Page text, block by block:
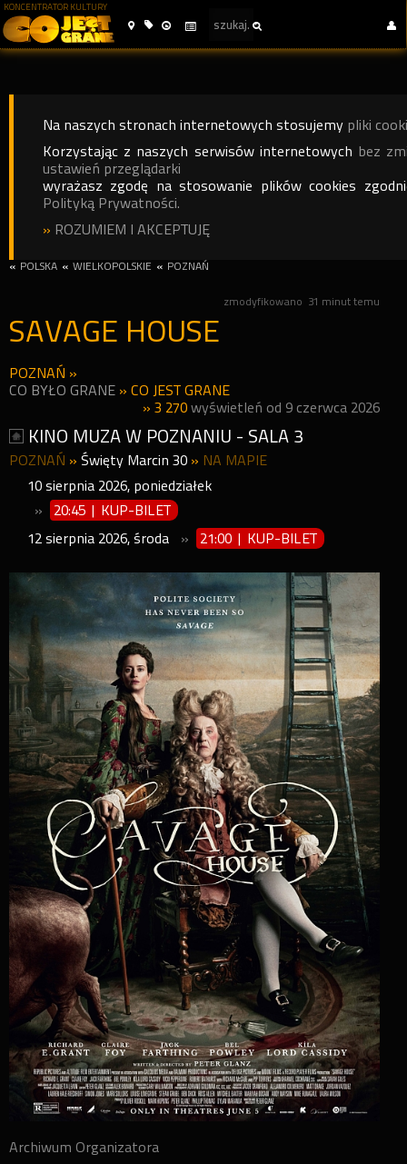
KONCENTRATOR KULTURY
Na naszych stronach internetowych stosujemy pliki
Korzystając z naszych serwisów internetowych bez
ustawień przeglądarki
wyrażasz zgodę na stosowanie plików cookies
Polityką Prywatności.
» ROZUMIEM I AKCEPTUJĘ
« POLSKA « WIELKOPOLSKIE « POZNAŃ
zmodyfikowano 31 minut temu
SAVAGE HOUSE
POZNAŃ »
CO BYŁO GRANE » CO JEST GRANE
» 3 270 wyświetleń od 9 czerwca 2026
KINO MUZA W POZNANIU - SALA 3
POZNAŃ » Święty Marcin 30 » NA MAPIE
10 sierpnia 2026, poniedziałek
»
20:45 | KUP-BILET
12 sierpnia 2026, środa » 21:00 | KUP-BILET
Archiwum Organizatora